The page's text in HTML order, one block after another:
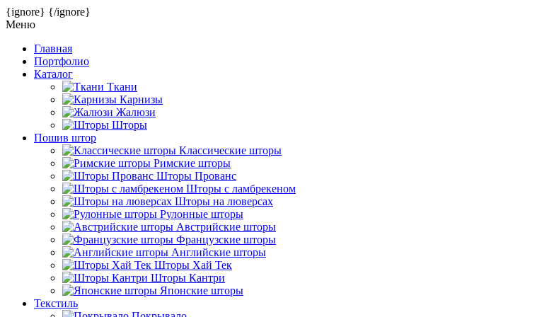
{ignore} {/ignore}
Меню
Главная
Портфолио
Каталог
Ткани
Карнизы
Жалюзи
Шторы
Пошив штор
Классические шторы
Римские шторы
Шторы Прованс
Шторы с ламбрекеном
Шторы на люверсах
Рулонные шторы
Австрийские шторы
Французские шторы
Английские шторы
Шторы Хай Тек
Шторы Кантри
Японские шторы
Текстиль